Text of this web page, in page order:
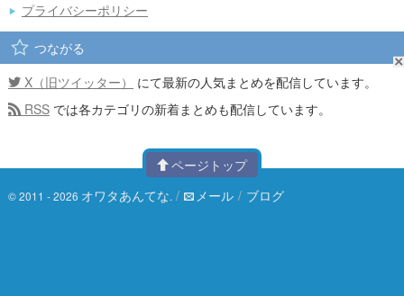
プライバシーポリシー
つながる
X（旧ツイッター）
にて最新の人気まとめを配信しています。
RSS では各カテゴリの新着まとめも配信しています。
ページトップ
© 2011 - 2026 オワタあんてな. / メール / ブログ